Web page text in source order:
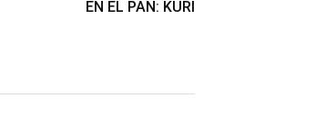
EN EL PAN: KURI